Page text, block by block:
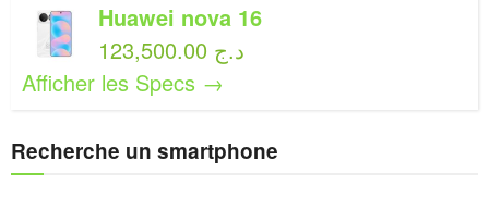
Huawei nova 16
123,500.00 د.ج
Afficher les Specs →
Recherche un smartphone